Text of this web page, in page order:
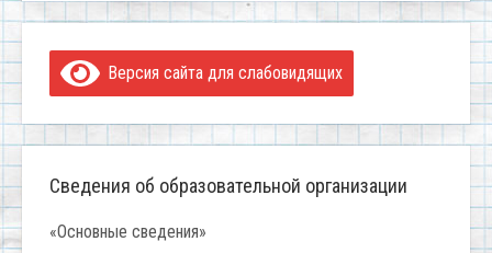
Версия сайта для слабовидящих
Сведения об образовательной организации
«Основные сведения»